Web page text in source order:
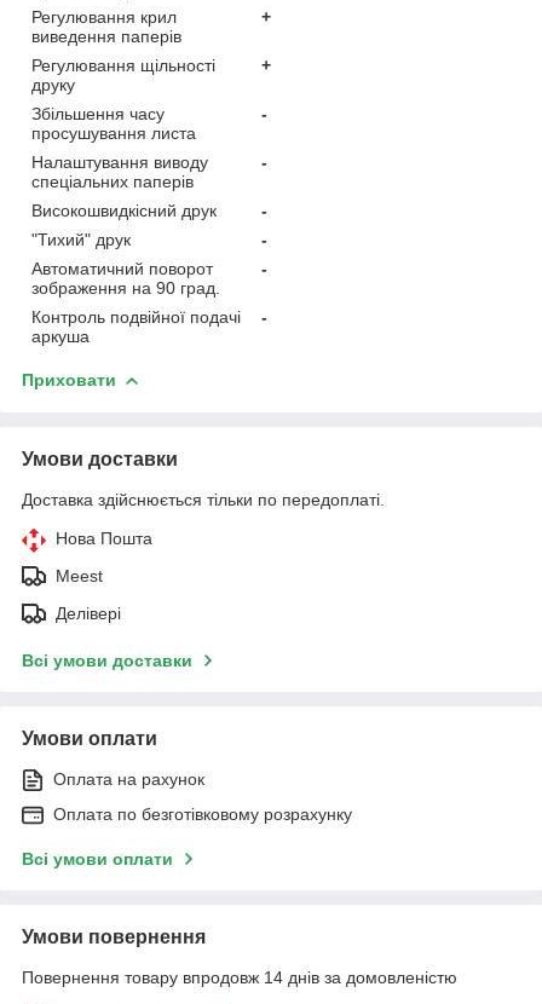
Регулювання крил
виведення паперів
+
Регулювання щільності
друку
+
Збільшення часу
просушування листа
-
Налаштування виводу
спеціальних паперів
-
Високошвидкісний друк
-
"Тихий" друк
-
Автоматичний поворот
зображення на 90 град.
-
Контроль подвійної подачі
аркуша
-
Приховати
Умови доставки
Доставка здійснюється тільки по передоплаті.
Нова Пошта
Meest
Делівері
Всі умови доставки
Умови оплати
Оплата на рахунок
Оплата по безготівковому розрахунку
Всі умови оплати
Умови повернення
Повернення товару впродовж 14 днів за домовленістю